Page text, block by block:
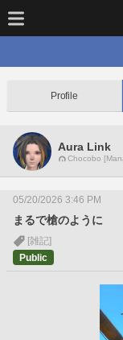
Profile
Aura Link
Chocobo
05/20/2026 3:46 PM
まるで槍のように
[雑記]
Public